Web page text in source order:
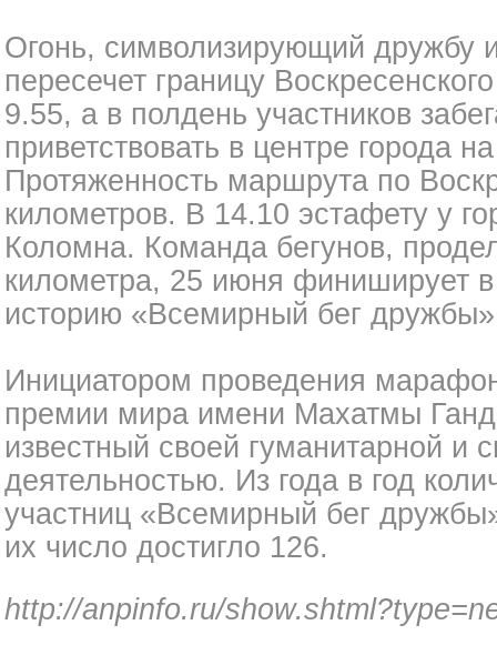
Огонь, символизирующий дружбу
пересечет границу
9.55, а в полдень участников
приветствовать в центре города
Протяженность маршрута по
километров. В 14.10 эстафету у
Коломна. Команда бегунов,
километра, 25 июня финиширует
историю «Всемирный бег дружбы»
Инициатором проведения
премии мира имени Махатмы
известный своей гуманитарной и
деятельностью. Из года в год
участниц «Всемирный бег
их число достигло 126.
http://anpinfo.ru/